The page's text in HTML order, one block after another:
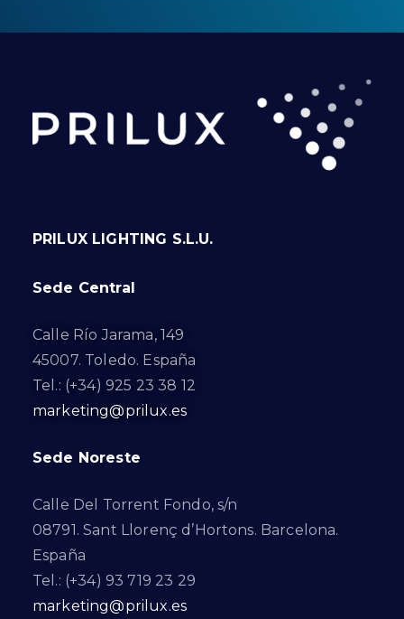
PRILUX LIGHTING S.L.U.
Sede Central
Calle Río Jarama, 149
45007. Toledo. España
Tel.: (+34) 925 23 38 12
marketing@prilux.es
Sede Noreste
Calle Del Torrent Fondo, s/n
08791. Sant Llorenç d’Hortons. Barcelona.
España
Tel.: (+34) 93 719 23 29
marketing@prilux.es